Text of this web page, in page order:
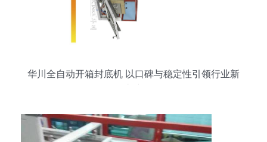
华川全自动开箱封底机 以口碑与稳定性引领行业新